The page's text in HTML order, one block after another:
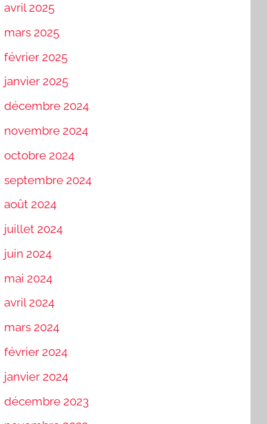
avril 2025
mars 2025
février 2025
janvier 2025
décembre 2024
novembre 2024
octobre 2024
septembre 2024
août 2024
juillet 2024
juin 2024
mai 2024
avril 2024
mars 2024
février 2024
janvier 2024
décembre 2023